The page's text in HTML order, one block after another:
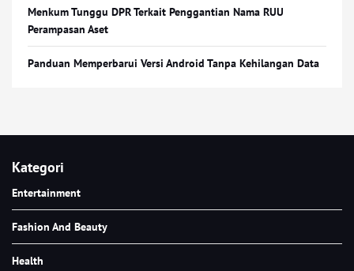
Menkum Tunggu DPR Terkait Penggantian Nama RUU
Perampasan Aset
Panduan Memperbarui Versi Android Tanpa Kehilangan Data
Kategori
Entertainment
Fashion And Beauty
Health